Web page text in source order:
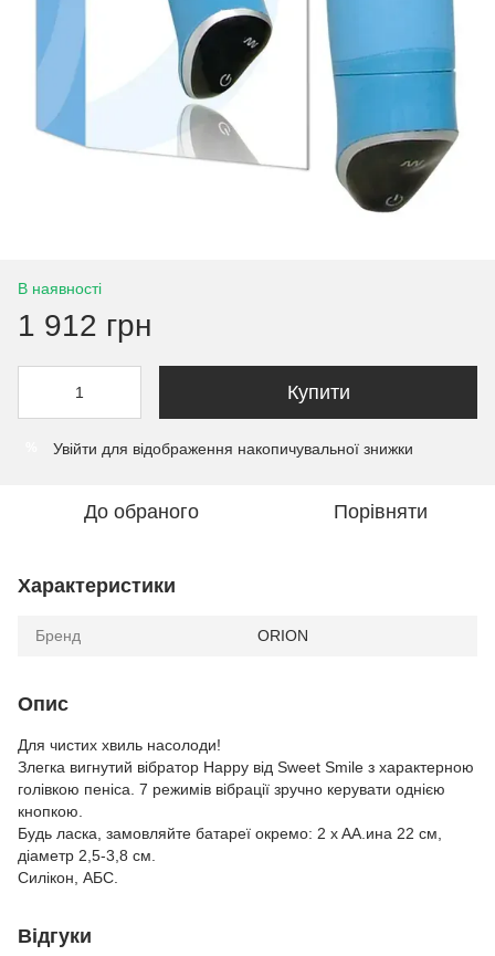
В наявності
1 912 грн
Купити
Увійти для відображення накопичувальної знижки
До обраного Порівняти
Характеристики
Бренд ORION
Опис
Для чистих хвиль насолоди!
Злегка вигнутий вібратор Happy від Sweet Smile з характерною
голівкою пеніса. 7 режимів вібрації зручно керувати однією
кнопкою.
Будь ласка, замовляйте батареї окремо: 2 x AA.ина 22 см,
діаметр 2,5-3,8 см.
Силікон, АБС.
Відгуки